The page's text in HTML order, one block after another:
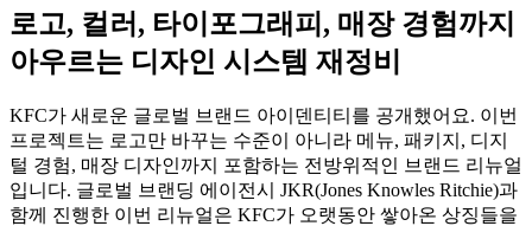
로고, 컬러, 타이포그래피, 매장 경험까지
아우르는 디자인 시스템 재정비
KFC가 새로운 글로벌 브랜드 아이덴티티를 공개했어요. 이번
프로젝트는 로고만 바꾸는 수준이 아니라 메뉴, 패키지, 디지
털 경험, 매장 디자인까지 포함하는 전방위적인 브랜드 리뉴얼
입니다. 글로벌 브랜딩 에이전시 JKR(Jones Knowles Ritchie)과
함께 진행한 이번 리뉴얼은 KFC가 오랫동안 쌓아온 상징들을